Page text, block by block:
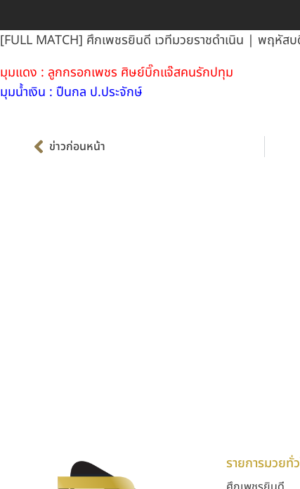
[FULL MATCH] ศึกเพชรยินดี เวทีมวยราชดำเนิน | พฤหัส
มุมแดง : ลูกกรอกเพชร ศิษย์บิ๊กแจ๊สคนรักปทุม
มุมน้ำเงิน : ปืนกล ป.ประจักษ์
ข่าวก่อนหน้า
รายการมวยทั่